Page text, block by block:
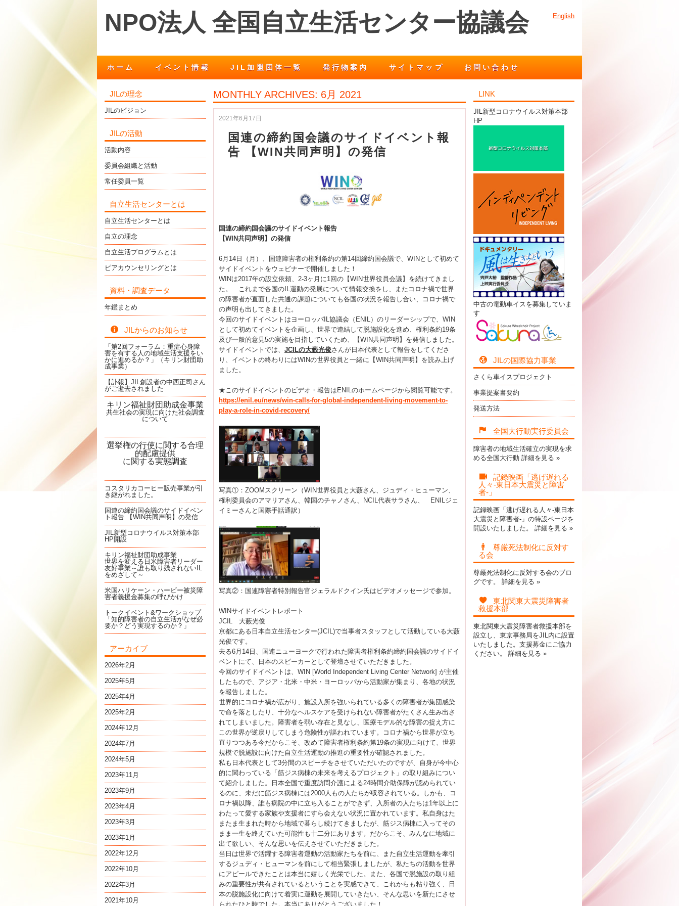
NPO法人 全国自立生活センター協議会 English
ホーム イベント情報 JIL加盟団体一覧 発行物案内 サイトマップ お問い合わせ
MONTHLY ARCHIVES: 6月 2021
2021年6月17日
国連の締約国会議のサイドイベント報
告 【WIN共同声明】の発信
国連の締約国会議のサイドイベント報告
【WIN共同声明】の発信
6月14日（月）、国連障害者の権利条約の第14回締約国会議で、WINとして初めて
サイドイベントをウェビナーで開催しました！
WINは2017年の設立依頼、2-3ヶ月に1回の【WIN世界役員会議】を続けてきまし
た。 これまで各国のIL運動の発展について情報交換をし、またコロナ禍で世界
の障害者が直面した共通の課題についても各国の状況を報告し合い、コロナ禍で
の声明も出してきました。
今回のサイドイベントはヨーロッパIL協議会（ENIL）のリーダーシップで、WIN
として初めてイベントを企画し、世界で連結して脱施設化を進め、権利条約19条
及び一般的意見5の実施を目指していくため、【WIN共同声明】を発信しました。
サイドイベントでは、 JCILの大藪光俊さんが日本代表として報告をしてくださ
り、イベントの終わりにはWINの世界役員と一緒に【WIN共同声明】を読み上げ
ました。
★このサイドイベントのビデオ・報告はENILのホームページから閲覧可能です。
https://enil.eu/news/win-calls-for-global-independent-living-movement-to-
play-a-role-in-covid-recovery/
写真①：ZOOMスクリーン（WIN世界役員と大藪さん、ジュディ・ヒューマン、
権利委員会のアマリアさん、韓国のチャノさん、NCIL代表サラさん、 ENILジェ
イミーさんと国際手話通訳）
写真②：国連障害者特別報告官ジェラルドクイン氏はビデオメッセージで参加。
WINサイドイベントレポート
JCIL 大藪光俊
京都にある日本自立生活センター(JCIL)で当事者スタッフとして活動している大藪
光俊です。
去る6月14日、国連ニューヨークで行われた障害者権利条約締約国会議のサイドイ
ベントにて、日本のスピーカーとして登壇させていただきました。
今回のサイドイベントは、WIN [World Independent Living Center Network] が主催
したもので、アジア・北米・中米・ヨーロッパから活動家が集まり、各地の状況
を報告しました。
世界的にコロナ禍が広がり、施設入所を強いられている多くの障害者が集団感染
で命を落としたり、十分なヘルスケアを受けられない障害者がたくさん生み出さ
れてしまいました。障害者を弱い存在と見なし、医療モデル的な障害の捉え方に
この世界が逆戻りしてしまう危険性が謳われています。コロナ禍から世界が立ち
直りつつある今だからこそ、改めて障害者権利条約第19条の実現に向けて、世界
規模で脱施設に向けた自立生活運動の推進の重要性が確認されました。
私も日本代表として3分間のスピーチをさせていただいたのですが、自身が今中心
的に関わっている「筋ジス病棟の未来を考えるプロジェクト」の取り組みについ
て紹介しました。日本全国で重度訪問介護による24時間介助保障が認められてい
るのに、未だに筋ジス病棟には2000人もの人たちが収容されている。しかも、コ
ロナ禍以降、誰も病院の中に立ち入ることができず、入所者の人たちは1年以上に
わたって愛する家族や支援者にすら会えない状況に置かれています。私自身はた
またま生まれた時から地域で暮らし続けてきましたが、筋ジス病棟に入ってその
まま一生を終えていた可能性も十二分にあります。だからこそ、みんなに地域に
出て欲しい、そんな思いを伝えさせていただきました。
当日は世界で活躍する障害者運動の活動家たちを前に、また自立生活運動を牽引
するジュディ・ヒューマンを前にして相当緊張しましたが、私たちの活動を世界
にアピールできたことは本当に嬉しく光栄でした。また、各国で脱施設の取り組
みの重要性が共有されているということを実感できて、これからも粘り強く、日
本の脱施設化に向けて着実に運動を展開していきたい、そんな思いを新たにさせ
られたひと時でした。本当にありがとうございました！
JILの理念
JILのビジョン
JILの活動
活動内容
委員会組織と活動
常任委員一覧
自立生活センターとは
自立生活センターとは
自立の理念
自立生活プログラムとは
ピアカウンセリングとは
資料・調査データ
年鑑まとめ
JILからのお知らせ
「第2回フォーラム：重症心身障
害を有する人の地域生活支援をい
かに進めるか？」（キリン財団助
成事業）
【訃報】JIL創設者の中西正司さん
がご逝去されました
キリン福祉財団助成金事業
共生社会の実現に向けた社会調査
について
選挙権の行使に関する合理
的配慮提供
に関する実態調査
コスタリカコーヒー販売事業が引
き継がれました。
国連の締約国会議のサイドイベン
ト報告 【WIN共同声明】の発信
JIL新型コロナウイルス対策本部
HP開設
キリン福祉財団助成事業
世界を変える日米障害者リーダー
友好事業～誰も取り残されないIL
をめざして～
米国ハリケーン・ハービー被災障
害者義援金募集の呼びかけ
トークイベント&ワークショップ
「知的障害者の自立生活がなぜ必
要か？どう実現するのか？」
アーカイブ
2026年2月
2025年5月
2025年4月
2025年2月
2024年12月
2024年7月
2024年5月
2023年11月
2023年9月
2023年4月
2023年3月
2023年1月
2022年12月
2022年10月
2022年3月
2021年10月
LINK
JIL新型コロナウイルス対策本部
HP
中古の電動車イスを募集していま
す
JILの国際協力事業
さくら車イスプロジェクト
事業提案書要約
発送方法
全国大行動実行委員会
障害者の地域生活確立の実現を求
める全国大行動 詳細を見る »
記録映画「逃げ遅れる
人々-東日本大震災と障害
者-」
記録映画「逃げ遅れる人々-東日本
大震災と障害者-」の特設ページを
開設いたしました。 詳細を見る »
尊厳死法制化に反対す
る会
尊厳死法制化に反対する会のブロ
グです。 詳細を見る »
東北関東大震災障害者
救援本部
東北関東大震災障害者救援本部を
設立し、東京事務局をJIL内に設置
いたしました。支援募金にご協力
ください。 詳細を見る »